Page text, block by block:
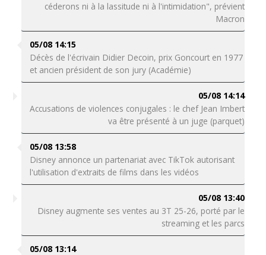
céderons ni à la lassitude ni à l'intimidation", prévient
Macron
05/08 14:15
Décès de l'écrivain Didier Decoin, prix Goncourt en 1977
et ancien président de son jury (Académie)
05/08 14:14
Accusations de violences conjugales : le chef Jean Imbert
va être présenté à un juge (parquet)
05/08 13:58
Disney annonce un partenariat avec TikTok autorisant
l'utilisation d'extraits de films dans les vidéos
05/08 13:40
Disney augmente ses ventes au 3T 25-26, porté par le
streaming et les parcs
05/08 13:14